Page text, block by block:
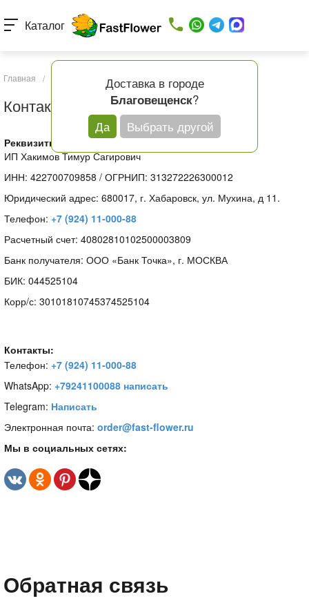
Доставка в городе
Благовещенск?
Да
Выбрать другой
Каталог
Главная /
Контакты
Реквизиты:
ИП Хакимов Тимур Сагирович
ИНН: 422700709858 / ОГРНИП: 313272226300012
Юридический адрес: 680017, г. Хабаровск, ул. Мухина, д 11.
Телефон: +7 (924) 11-000-88
Расчетный счет: 40802810102500003809
Банк получателя: ООО «Банк Точка», г. МОСКВА
БИК: 044525104
Корр/с: 30101810745374525104
Контакты:
Телефон: +7 (924) 11-000-88
WhatsApp: +79241100088 написать
Telegram: Написать
Электронная почта: order@fast-flower.ru
Мы в социальных сетях:
Обратная связь